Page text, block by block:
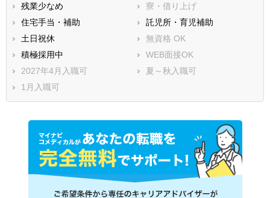
残業少なめ
寮・借り上げ
住宅手当・補助
託児所・育児補助
土日祝休
無資格 OK
積極採用中
WEB面接OK
2027年4月入職可
夏～秋入職可
1月入職可